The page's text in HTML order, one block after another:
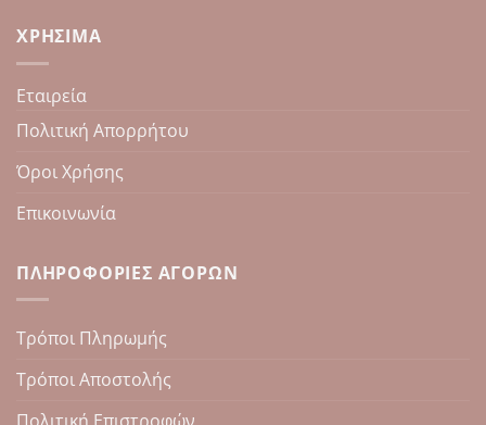
ΧΡΉΣΙΜΑ
Εταιρεία
Πολιτική Απορρήτου
Όροι Χρήσης
Επικοινωνία
ΠΛΗΡΟΦΟΡΊΕΣ ΑΓΟΡΏΝ
Τρόποι Πληρωμής
Τρόποι Αποστολής